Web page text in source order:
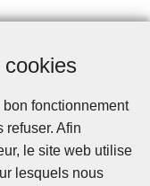
fonctionnement
refuser. Afin
le site web utilise
lesquels nous
e
u
v
a
n
t